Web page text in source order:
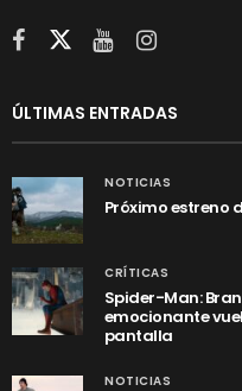
ÚLTIMAS ENTRADAS
NOTICIAS
Próximo estreno
CRÍTICAS
Spider-Man:
emocionante
pantalla
NOTICIAS